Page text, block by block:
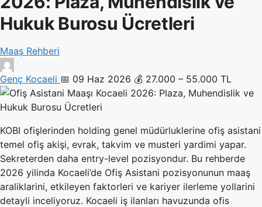
Hukuk Burosu Ücretleri
Maaş Rehberi
Genç Kocaeli 📅 09 Haz 2026 💰 27.000 – 55.000 TL
KOBI ofişlerinden holding genel müdürluklerine ofiş asistani
temel ofiş akişi, evrak, takvim ve musteri yardimi yapar.
Sekreterden daha entry-level pozisyondur. Bu rehberde
2026 yilinda Kocaeli’de Ofiş Asistani pozisyonunun maaş
araliklarini, etkileyen faktorleri ve kariyer ilerleme yollarini
detayli inceliyoruz. Kocaeli iş ilanları havuzunda ofis